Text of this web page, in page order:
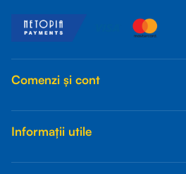
Comenzi și cont
Informații utile